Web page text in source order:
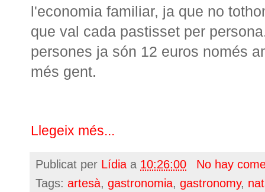
l'economia familiar, ja que no
que val cada pastisset per
persones ja són 12 euros només
més gent.
Llegeix més...
Publicat per Lídia a 10:26:00
No hay
Tags: artesà, gastronomia, gastronomy,